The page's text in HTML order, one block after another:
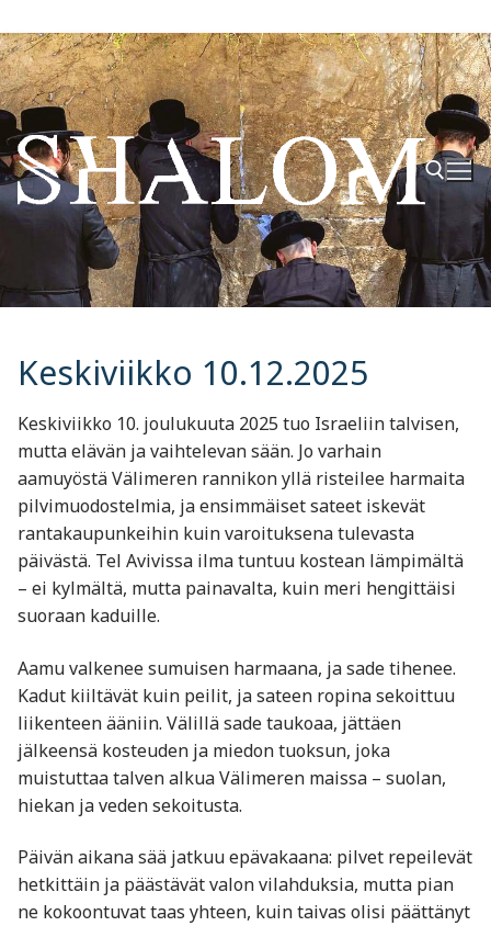
Hyppää
sisältöön
Hae:
Keskiviikko 10.12.2025
Keskiviikko 10. joulukuuta 2025 tuo Israeliin talvisen,
mutta elävän ja vaihtelevan sään. Jo varhain
aamuyöstä Välimeren rannikon yllä risteilee harmaita
pilvimuodostelmia, ja ensimmäiset sateet iskevät
rantakaupunkeihin kuin varoituksena tulevasta
päivästä. Tel Avivissa ilma tuntuu kostean lämpimältä
– ei kylmältä, mutta painavalta, kuin meri hengittäisi
suoraan kaduille.
Aamu valkenee sumuisen harmaana, ja sade tihenee.
Kadut kiiltävät kuin peilit, ja sateen ropina sekoittuu
liikenteen ääniin. Välillä sade taukoaa, jättäen
jälkeensä kosteuden ja miedon tuoksun, joka
muistuttaa talven alkua Välimeren maissa – suolan,
hiekan ja veden sekoitusta.
Päivän aikana sää jatkuu epävakaana: pilvet repeilevät
hetkittäin ja päästävät valon vilahduksia, mutta pian
ne kokoontuvat taas yhteen, kuin taivas olisi päättänyt